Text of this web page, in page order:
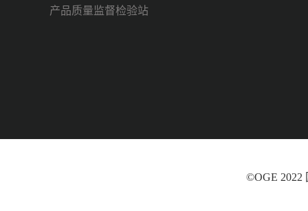
产品质量监督检验站
©OGE 2022